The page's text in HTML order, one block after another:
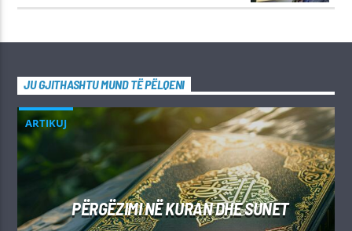
JU GJITHASHTU MUND TË PËLQENI
ARTIKUJ
PËRGËZIMI NË KURAN DHE SUNET